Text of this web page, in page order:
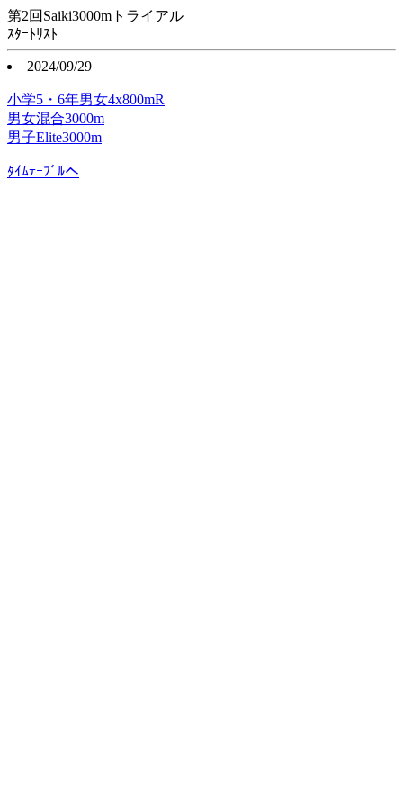
第2回Saiki3000mトライアル
ｽﾀｰﾄﾘｽﾄ
2024/09/29
小学5・6年男女4x800mR
男女混合3000m
男子Elite3000m
ﾀｲﾑﾃｰﾌﾞﾙへ